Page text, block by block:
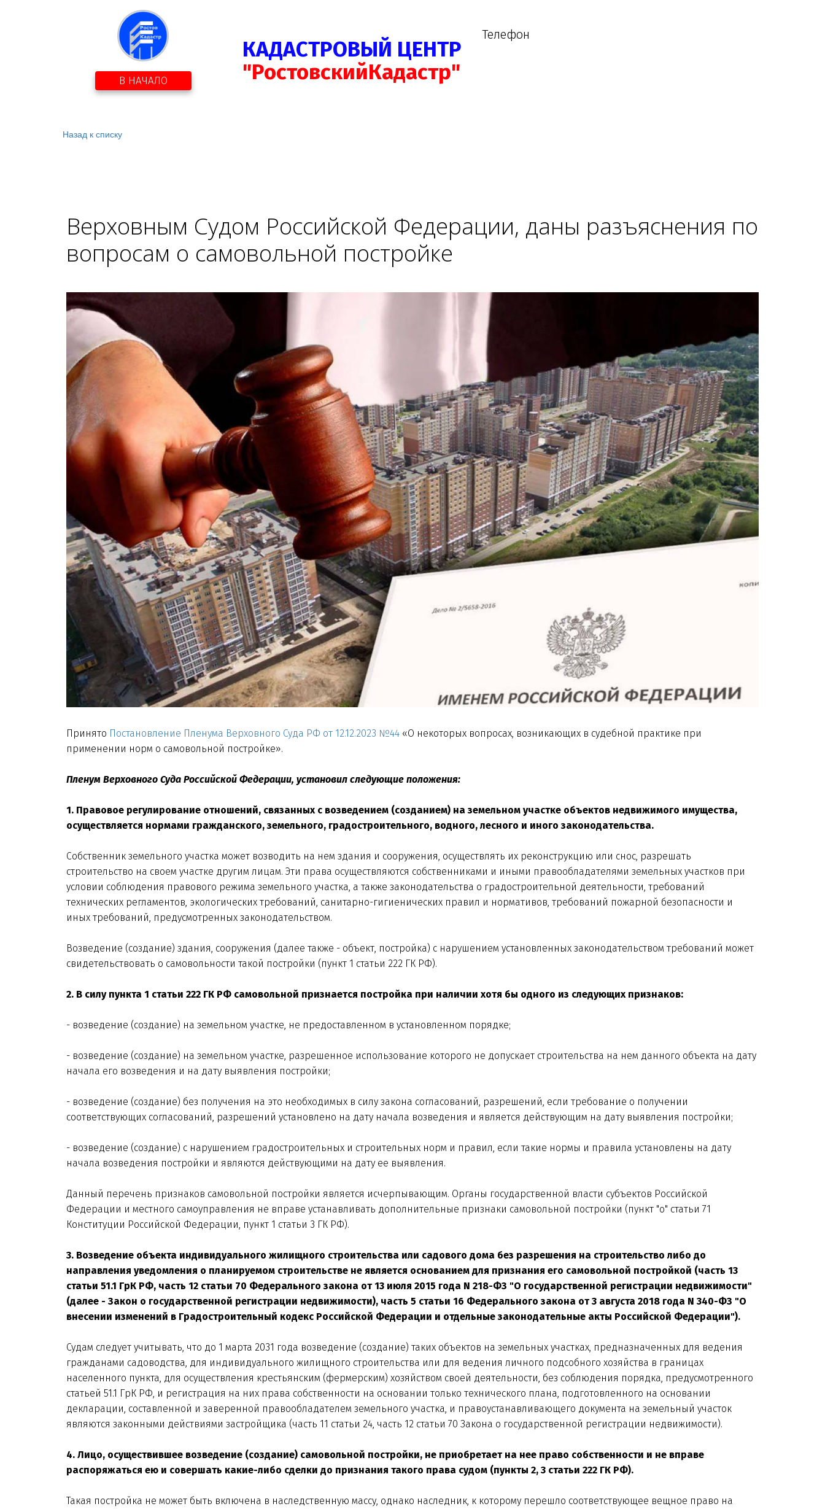
В НАЧАЛО
КАДАСТРОВЫЙ ЦЕНТР
"РостовскийКадастр"
Телефон
Назад к списку
Верховным Судом Российской Федерации, даны разъяснения по
вопросам о самовольной постройке
Принято Постановление Пленума Верховного Суда РФ от 12.12.2023 №44 «О некоторых вопросах, возникающих в судебной практике при
применении норм о самовольной постройке».
Пленум Верховного Суда Российской Федерации, установил следующие положения:
1. Правовое регулирование отношений, связанных с возведением (созданием) на земельном участке объектов недвижимого имущества,
осуществляется нормами гражданского, земельного, градостроительного, водного, лесного и иного законодательства.
Собственник земельного участка может возводить на нем здания и сооружения, осуществлять их реконструкцию или снос, разрешать
строительство на своем участке другим лицам. Эти права осуществляются собственниками и иными правообладателями земельных участков при
условии соблюдения правового режима земельного участка, а также законодательства о градостроительной деятельности, требований
технических регламентов, экологических требований, санитарно-гигиенических правил и нормативов, требований пожарной безопасности и
иных требований, предусмотренных законодательством.
Возведение (создание) здания, сооружения (далее также - объект, постройка) с нарушением установленных законодательством требований может
свидетельствовать о самовольности такой постройки (пункт 1 статьи 222 ГК РФ).
2. В силу пункта 1 статьи 222 ГК РФ самовольной признается постройка при наличии хотя бы одного из следующих признаков:
- возведение (создание) на земельном участке, не предоставленном в установленном порядке;
- возведение (создание) на земельном участке, разрешенное использование которого не допускает строительства на нем данного объекта на дату
начала его возведения и на дату выявления постройки;
- возведение (создание) без получения на это необходимых в силу закона согласований, разрешений, если требование о получении
соответствующих согласований, разрешений установлено на дату начала возведения и является действующим на дату выявления постройки;
- возведение (создание) с нарушением градостроительных и строительных норм и правил, если такие нормы и правила установлены на дату
начала возведения постройки и являются действующими на дату ее выявления.
Данный перечень признаков самовольной постройки является исчерпывающим. Органы государственной власти субъектов Российской
Федерации и местного самоуправления не вправе устанавливать дополнительные признаки самовольной постройки (пункт "о" статьи 71
Конституции Российской Федерации, пункт 1 статьи 3 ГК РФ).
3. Возведение объекта индивидуального жилищного строительства или садового дома без разрешения на строительство либо до
направления уведомления о планируемом строительстве не является основанием для признания его самовольной постройкой (часть 13
статьи 51.1 ГрК РФ, часть 12 статьи 70 Федерального закона от 13 июля 2015 года N 218-ФЗ "О государственной регистрации недвижимости"
(далее - Закон о государственной регистрации недвижимости), часть 5 статьи 16 Федерального закона от 3 августа 2018 года N 340-ФЗ "О
внесении изменений в Градостроительный кодекс Российской Федерации и отдельные законодательные акты Российской Федерации").
Судам следует учитывать, что до 1 марта 2031 года возведение (создание) таких объектов на земельных участках, предназначенных для ведения
гражданами садоводства, для индивидуального жилищного строительства или для ведения личного подсобного хозяйства в границах
населенного пункта, для осуществления крестьянским (фермерским) хозяйством своей деятельности, без соблюдения порядка, предусмотренного
статьей 51.1 ГрК РФ, и регистрация на них права собственности на основании только технического плана, подготовленного на основании
декларации, составленной и заверенной правообладателем земельного участка, и правоустанавливающего документа на земельный участок
являются законными действиями застройщика (часть 11 статьи 24, часть 12 статьи 70 Закона о государственной регистрации недвижимости).
4. Лицо, осуществившее возведение (создание) самовольной постройки, не приобретает на нее право собственности и не вправе
распоряжаться ею и совершать какие-либо сделки до признания такого права судом (пункты 2, 3 статьи 222 ГК РФ).
Такая постройка не может быть включена в наследственную массу, однако наследник, к которому перешло соответствующее вещное право на